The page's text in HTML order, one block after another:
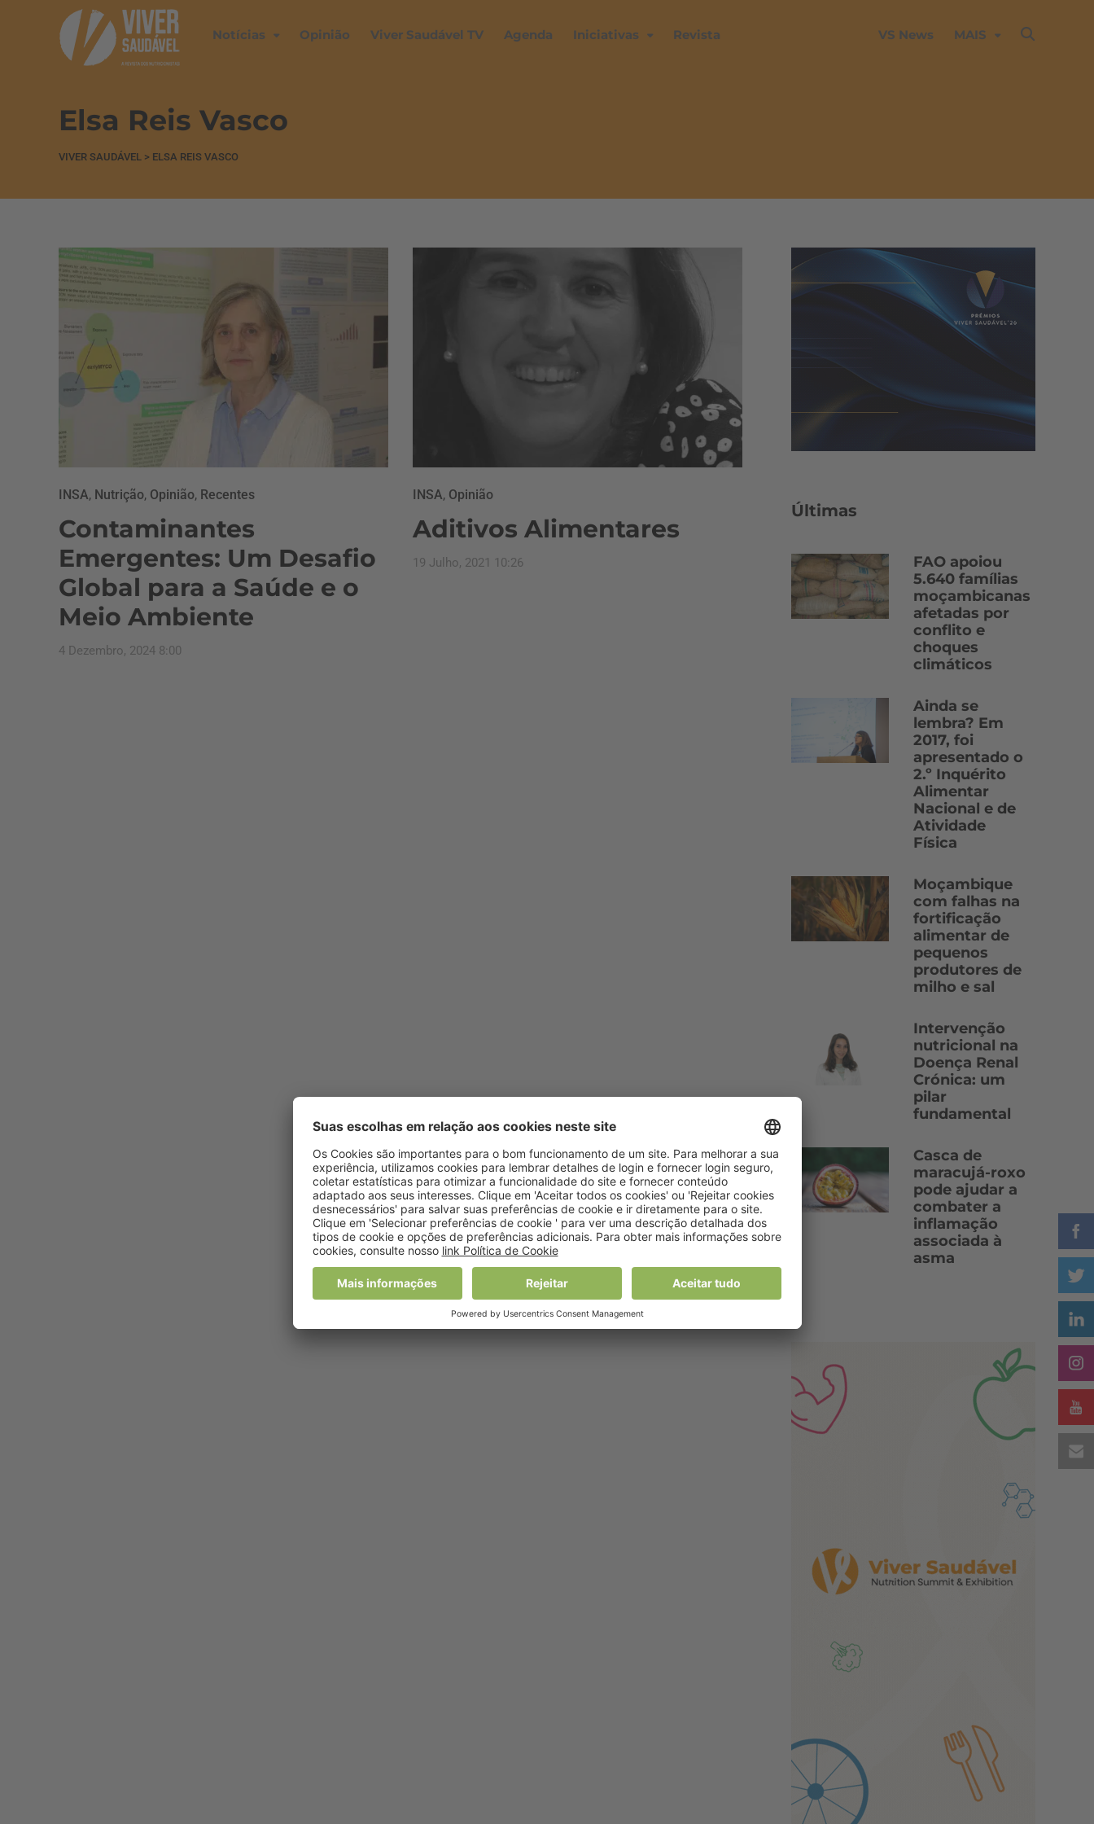
Notícias Opinião Viver Saudável TV Agenda Iniciativas Revista VS News MAIS
Elsa Reis Vasco
VIVER SAUDÁVEL > ELSA REIS VASCO
INSA, Nutrição, Opinião, Recentes
Contaminantes
Emergentes: Um Desafio
Global para a Saúde e o
Meio Ambiente
4 Dezembro, 2024 8:00
INSA, Opinião
Aditivos Alimentares
19 Julho, 2021 10:26
Últimas
FAO apoiou
5.640 famílias
moçambicanas
afetadas por
conflito e
choques
climáticos
Ainda se
lembra? Em
2017, foi
apresentado o
2.º Inquérito
Alimentar
Nacional e de
Atividade
Física
Moçambique
com falhas na
fortificação
alimentar de
pequenos
produtores de
milho e sal
Intervenção
nutricional na
Doença Renal
Crónica: um
pilar
fundamental
Casca de
maracujá-roxo
pode ajudar a
combater a
inflamação
associada à
asma